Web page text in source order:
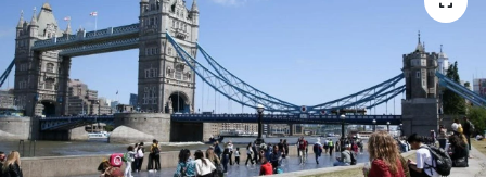
Ege'den Esintiler
Eğitim
Eğlence
İletişim